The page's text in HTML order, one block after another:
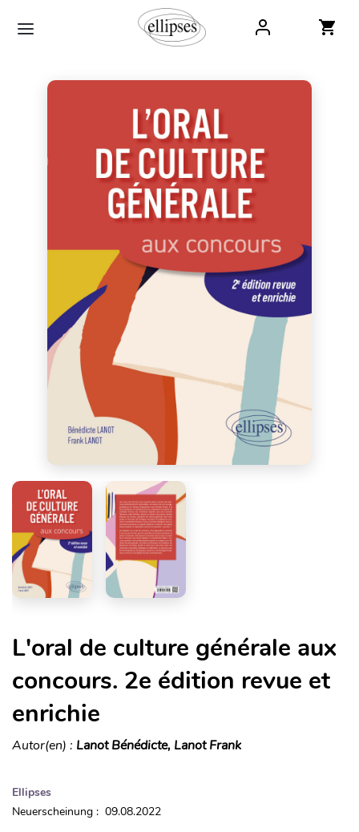
L'oral de culture générale aux
concours. 2e édition revue et
enrichie
Autor(en) : Lanot Bénédicte, Lanot Frank
Ellipses
Neuerscheinung : 09.08.2022